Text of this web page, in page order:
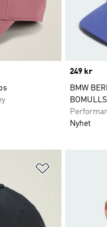
Price
249 kr
BMW
Nyhet
Lägg till på